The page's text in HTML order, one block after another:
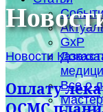
GxP
Все о
Новости
Оплату